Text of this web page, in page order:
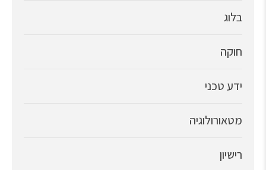
בלוג
חוקה
ידע טכני
מטאורולוגיה
רישיון